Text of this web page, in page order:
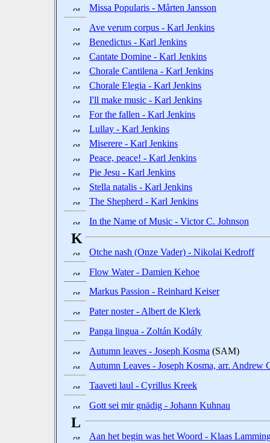
Missa Popularis - Mårten Jansson
Ave verum corpus - Karl Jenkins
Benedictus - Karl Jenkins
Cantate Domine - Karl Jenkins
Chorale Cantilena - Karl Jenkins
Chorale Elegia - Karl Jenkins
I'll make music - Karl Jenkins
For the fallen - Karl Jenkins
Lullay - Karl Jenkins
Miserere - Karl Jenkins
Peace, peace! - Karl Jenkins
Pie Jesu - Karl Jenkins
Stella natalis - Karl Jenkins
The Shepherd - Karl Jenkins
In the Name of Music - Victor C. Johnson
K
Otche nash (Onze Vader) - Nikolai Kedroff
Flow Water - Damien Kehoe
Markus Passion - Reinhard Keiser
Pater noster - Albert de Klerk
Panga lingua - Zoltán Kodály
Autumn leaves - Joseph Kosma (SAM)
Autumn Leaves - Joseph Kosma, arr. Andrew
Taaveti laul - Cyrillus Kreek
Gott sei mir gnädig - Johann Kuhnau
L
Aan het begin was het Woord - Klaas